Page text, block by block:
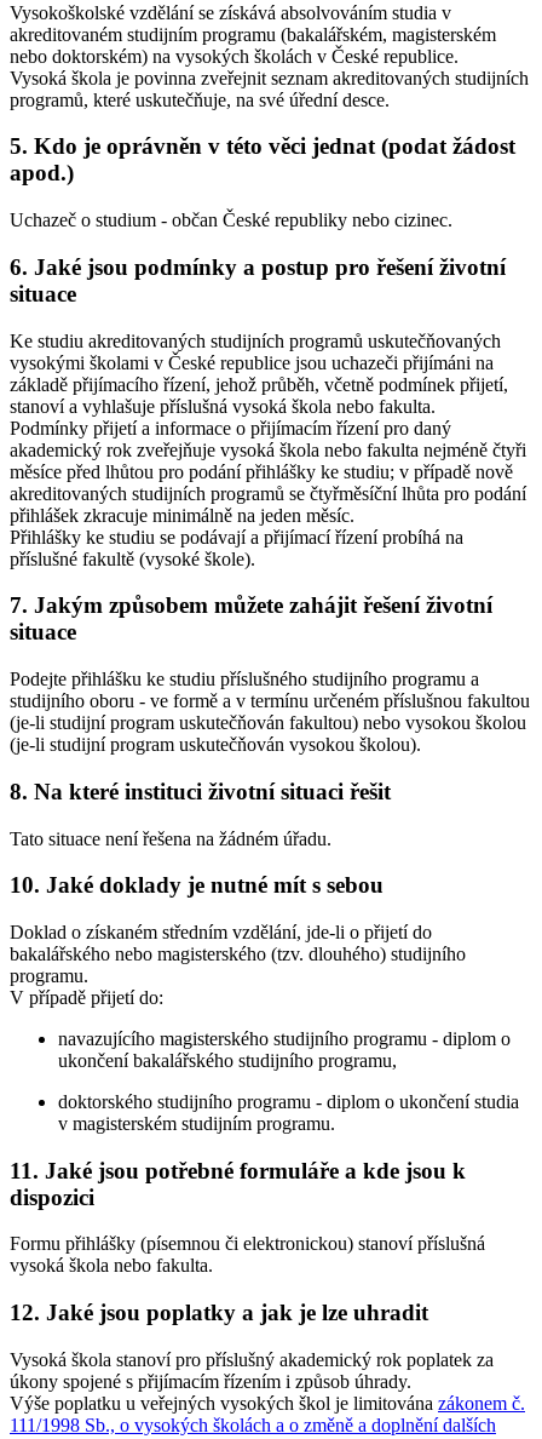
Vysokoškolské vzdělání se získává absolvováním studia v
akreditovaném studijním programu (bakalářském, magisterském
nebo doktorském) na vysokých školách v České republice.
Vysoká škola je povinna zveřejnit seznam akreditovaných studijních
programů, které uskutečňuje, na své úřední desce.
5. Kdo je oprávněn v této věci jednat (podat žádost
apod.)
Uchazeč o studium - občan České republiky nebo cizinec.
6. Jaké jsou podmínky a postup pro řešení životní
situace
Ke studiu akreditovaných studijních programů uskutečňovaných
vysokými školami v České republice jsou uchazeči přijímáni na
základě přijímacího řízení, jehož průběh, včetně podmínek přijetí,
stanoví a vyhlašuje příslušná vysoká škola nebo fakulta.
Podmínky přijetí a informace o přijímacím řízení pro daný
akademický rok zveřejňuje vysoká škola nebo fakulta nejméně čtyři
měsíce před lhůtou pro podání přihlášky ke studiu; v případě nově
akreditovaných studijních programů se čtyřměsíční lhůta pro podání
přihlášek zkracuje minimálně na jeden měsíc.
Přihlášky ke studiu se podávají a přijímací řízení probíhá na
příslušné fakultě (vysoké škole).
7. Jakým způsobem můžete zahájit řešení životní
situace
Podejte přihlášku ke studiu příslušného studijního programu a
studijního oboru - ve formě a v termínu určeném příslušnou fakultou
(je-li studijní program uskutečňován fakultou) nebo vysokou školou
(je-li studijní program uskutečňován vysokou školou).
8. Na které instituci životní situaci řešit
Tato situace není řešena na žádném úřadu.
10. Jaké doklady je nutné mít s sebou
Doklad o získaném středním vzdělání, jde-li o přijetí do
bakalářského nebo magisterského (tzv. dlouhého) studijního
programu.
V případě přijetí do:
navazujícího magisterského studijního programu - diplom o
ukončení bakalářského studijního programu,
doktorského studijního programu - diplom o ukončení studia
v magisterském studijním programu.
11. Jaké jsou potřebné formuláře a kde jsou k
dispozici
Formu přihlášky (písemnou či elektronickou) stanoví příslušná
vysoká škola nebo fakulta.
12. Jaké jsou poplatky a jak je lze uhradit
Vysoká škola stanoví pro příslušný akademický rok poplatek za
úkony spojené s přijímacím řízením i způsob úhrady.
Výše poplatku u veřejných vysokých škol je limitována zákonem č.
111/1998 Sb., o vysokých školách a o změně a doplnění dalších